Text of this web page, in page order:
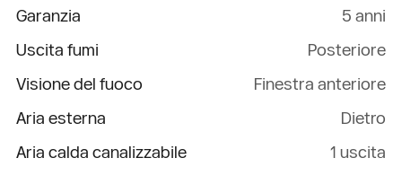
Garanzia
5 anni
Uscita fumi
Posteriore
Visione del fuoco
Finestra anteriore
Aria esterna
Dietro
Aria calda canalizzabile
1 uscita